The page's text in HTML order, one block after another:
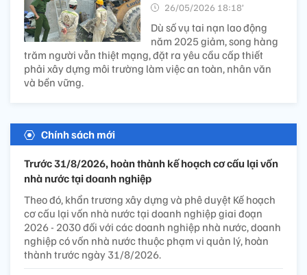
26/05/2026 18:18’
Dù số vụ tai nạn lao động
năm 2025 giảm, song hàng
trăm người vẫn thiệt mạng, đặt ra yêu cầu cấp thiết
phải xây dựng môi trường làm việc an toàn, nhân văn
và bền vững.
Chính sách mới
Trước 31/8/2026, hoàn thành kế hoạch cơ cấu lại vốn
nhà nước tại doanh nghiệp
Theo đó, khẩn trương xây dựng và phê duyệt Kế hoạch
cơ cấu lại vốn nhà nước tại doanh nghiệp giai đoạn
2026 - 2030 đối với các doanh nghiệp nhà nước, doanh
nghiệp có vốn nhà nước thuộc phạm vi quản lý, hoàn
thành trước ngày 31/8/2026.